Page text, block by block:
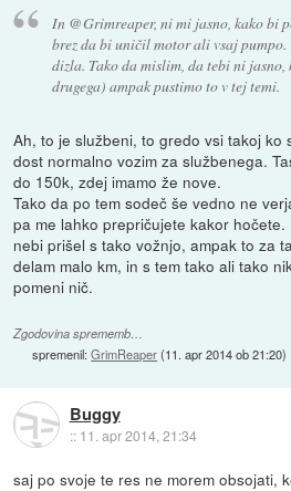
In @Grimreaper, ni mi jasno, kako bi
brez da bi uničil motor ali vsaj
dizla. Tako da mislim, da tebi ni
drugega) ampak pustimo to v tej temi.
Ah, to je službeni, to gredo vsi takoj ko
dost normalno vozim za službenega.
do 150k, zdej imamo že nove.
Tako da po tem sodeč še vedno ne
pa me lahko prepričujete kakor
nebi prišel s tako vožnjo, ampak to za
delam malo km, in s tem tako ali tako
pomeni nič.
Zgodovina sprememb…
spremenil:GrimReaper(11. apr 2014 ob 21:20)
Buggy
:: 11. apr 2014, 21:34
saj po svoje te res ne morem obsojati,